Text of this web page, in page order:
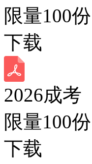
限量100
下载
2026成考
限量100
下载